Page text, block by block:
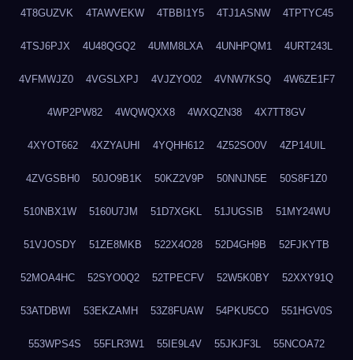
4T8GUZVK 4TAWVEKW 4TBBI1Y5 4TJ1ASNW 4TPTYC45
4TSJ6PJX 4U48QGQ2 4UMM8LXA 4UNHPQM1 4URT243L
4VFMWJZ0 4VGSLXPJ 4VJZYO02 4VNW7KSQ 4W6ZE1F7
4WP2PW82 4WQWQXX8 4WXQZN38 4X7TT8GV
4XYOT662 4XZYAUHI 4YQHH612 4Z52SO0V 4ZP14UIL
4ZVGSBH0 50JO9B1K 50KZ2V9P 50NNJN5E 50S8F1Z0
510NBX1W 5160U7JM 51D7XGKL 51JUGSIB 51MY24WU
51VJOSDY 51ZE8MKB 522X4O28 52D4GH9B 52FJKYTB
52MOA4HC 52SYO0Q2 52TPECFV 52W5K0BY 52XXY91Q
53ATDBWI 53EKZAMH 53Z8FUAW 54PKU5CO 551HGV0S
553WPS4S 55FLR3W1 55IE9L4V 55JKJF3L 55NCOA72